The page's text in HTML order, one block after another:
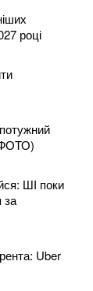
році
ШІ поки
за
Uber